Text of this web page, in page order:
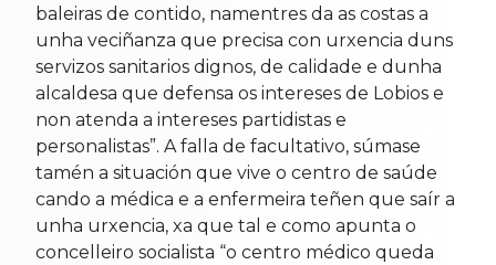
baleiras de contido, namentres da as costas a
unha veciñanza que precisa con urxencia duns
servizos sanitarios dignos, de calidade e dunha
alcaldesa que defensa os intereses de Lobios e
non atenda a intereses partidistas e
personalistas”. A falla de facultativo, súmase
tamén a situación que vive o centro de saúde
cando a médica e a enfermeira teñen que saír a
unha urxencia, xa que tal e como apunta o
concelleiro socialista “o centro médico queda